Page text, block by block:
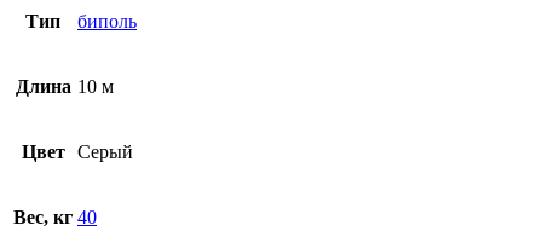
Тип биполь
Длина 10 м
Цвет Серый
Вес, кг 40